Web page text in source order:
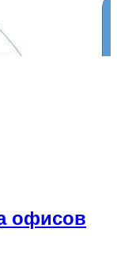
офисов